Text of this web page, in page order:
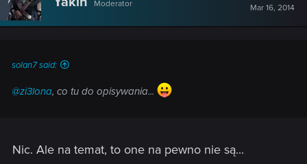
Moderator
Mar 16, 2014
solan7 said:
@zi3lona, co tu do opisywania...
Nic. Ale na temat, to one na pewno nie są...